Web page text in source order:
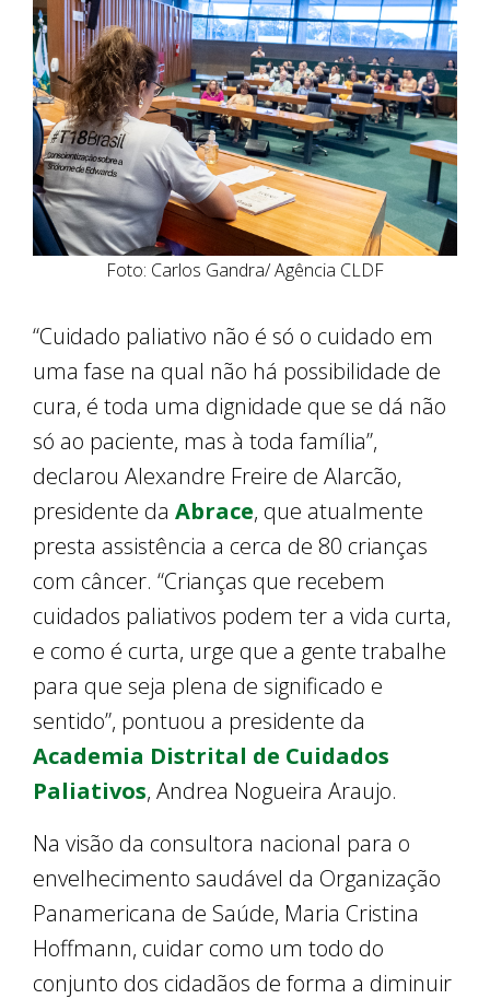
Foto: Carlos Gandra/ Agência CLDF
“Cuidado paliativo não é só o cuidado em
uma fase na qual não há possibilidade de
cura, é toda uma dignidade que se dá não
só ao paciente, mas à toda família”,
declarou Alexandre Freire de Alarcão,
presidente da Abrace, que atualmente
presta assistência a cerca de 80 crianças
com câncer. “Crianças que recebem
cuidados paliativos podem ter a vida curta,
e como é curta, urge que a gente trabalhe
para que seja plena de significado e
sentido”, pontuou a presidente da
Academia Distrital de Cuidados
Paliativos, Andrea Nogueira Araujo.
Na visão da consultora nacional para o
envelhecimento saudável da Organização
Panamericana de Saúde, Maria Cristina
Hoffmann, cuidar como um todo do
conjunto dos cidadãos de forma a diminuir